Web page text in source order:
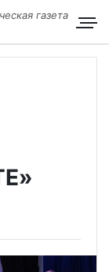
газета